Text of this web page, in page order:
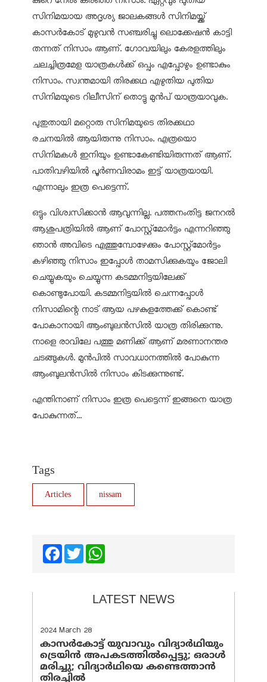
സിനിമയായ അദൃശ്യ ജാലകങ്ങള്‍ സിനിമയ്ക്ക്
കാസര്‍കോട് മുഴുവന്‍ സഞ്ചരിച്ചു ലൊക്കേഷന്‍ കാട്ടി
തന്നത് നിസാം ആണ്. ഗോവയിലും കേരളത്തിലും
ചലച്ചിത്രമേള യാത്രകള്‍ക്ക് ഒപ്പം എപ്പോഴും ഉണ്ടാകും
നിസാം. സ്വന്തമായി തിരക്കഥ എഴുതിയ പുതിയ
സിനിമയുടെ റിലീസിന് തൊട്ടു മുന്‍പ് യാത്രയാവുക.
പുതുതായി മറ്റൊരു സിനിമയുടെ തിരക്കഥാ
രചനയില്‍ ആയിരുന്നു നിസാം. എത്രയൊ
സിനിമകള്‍ ഇനിയും ഉണ്ടാകേണ്ടിയിരുന്നത് ആണ്.
പാതിവഴിയില്‍ പൂര്‍ണവിരാമം ഇട്ട് യാത്രയായി.
എന്നാലും ഇത്ര പെട്ടെന്ന്.
ഒട്ടും വിശ്വസിക്കാന്‍ ആവുന്നില്ല. പത്തനംതിട്ട ജനറല്‍
ആശുപത്രിയില്‍ ആണ് പോസ്റ്റ്‌മോര്‍ട്ടം എന്നറിഞ്ഞു
ഞാന്‍ അവിടെ എത്തുമ്പോഴേക്കും പോസ്റ്റ്‌മോര്‍ട്ടം
കഴിഞ്ഞു നിസാം ഇപ്പോള്‍ താമസിക്കുകയും ജോലി
ചെയ്യുകയും ചെയ്യുന്ന കടമ്മനിട്ടയിലേക്ക്
കൊണ്ടുപോയി. കടമ്മനിട്ടയില്‍ ചെന്നപ്പോള്‍
നിസാമിന്റെ നാട് ആയ പഴകുളത്തേക്ക് കൊണ്ട്
പോകാനായി ആംബുലന്‍സില്‍ യാത്ര തിരിക്കുന്നു.
നാളെ രാവിലേ പത്തു മണിക്ക് ആണ് മരണാനന്തര
ചടങ്ങുകള്‍. മുന്‍പില്‍ സാവധാനത്തില്‍ പോകുന്ന
ആംബുലന്‍സില്‍ നിസാം കിടക്കുന്നുണ്ട്.
എന്തിനാണ് നിസാം ഇത്ര പെട്ടെന്ന് ഇങ്ങനെ യാത്ര
പോകുന്നത്...
Tags
Articles nissam
FacebookTwitter
LATEST NEWS
2024 March 28
കാസർകോട്ട് യുവാവും വിദ്യാർഥിയും
ട്രെയിൻ അപകടത്തിൽപ്പെട്ടു; ഒരാൾ
മരിച്ചു; വിദ്യാർഥിയെ കണ്ടെത്താൻ
തിരച്ചിൽ